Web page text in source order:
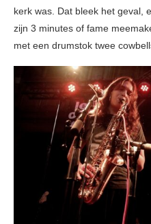
kerk was. Dat bleek het geval,
zijn 3 minutes of fame
met een drumstok twee